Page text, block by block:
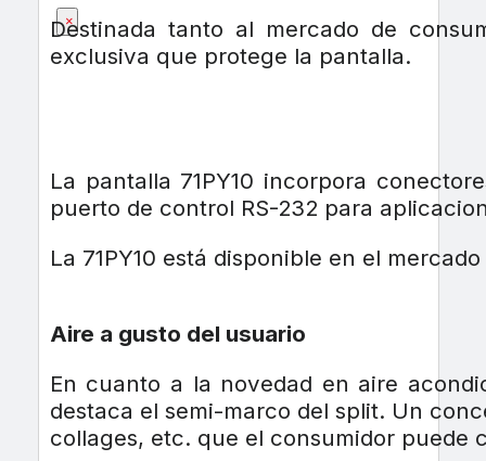
×
Destinada tanto al mercado de
exclusiva que protege la pantalla.
La pantalla 71PY10 incorpora
puerto de control RS-232 para
La 71PY10 está disponible en el
Aire a gusto del usuario
En cuanto a la novedad en aire
destaca el semi-marco del split. Un
collages, etc. que el consumidor puede